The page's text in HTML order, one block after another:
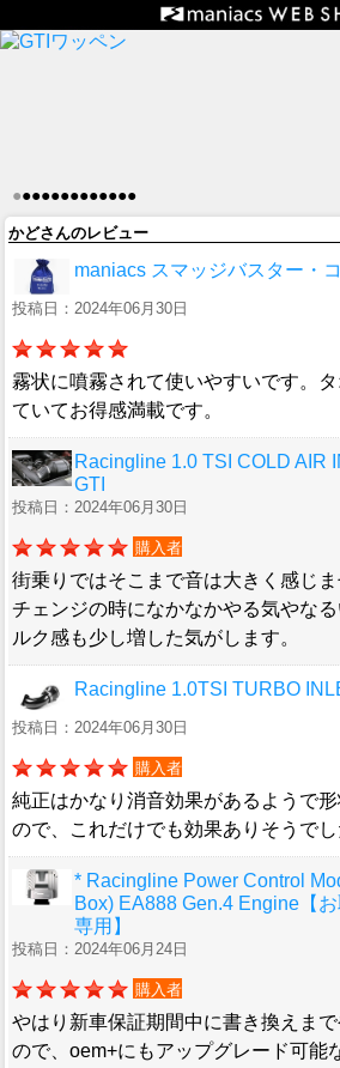
●●●●●●●●●●●●●
かどさんのレビュー
maniacs スマッジバスター・
投稿日：2024年06月30日
霧状に噴霧されて使いやすいです。
ていてお得感満載です。
Racingline 1.0 TSI COLD AIR
GTI
投稿日：2024年06月30日
購入者
街乗りではそこまで音は大きく感じ
チェンジの時になかなかやる気やな
ルク感も少し増した気がします。
Racingline 1.0TSI TURBO
投稿日：2024年06月30日
購入者
純正はかなり消音効果があるようで
ので、これだけでも効果ありそうでし
* Racingline Power Control
Box) EA888 Gen.4 Engine【
専用】
投稿日：2024年06月24日
購入者
やはり新車保証期間中に書き換えま
ので、oem+にもアップグレード可能